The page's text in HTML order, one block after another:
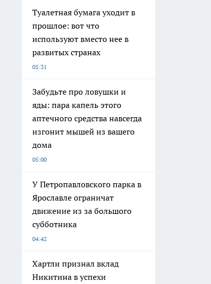
Туалетная бумага уходит в
прошлое: вот что
используют вместо нее в
развитых странах
05:31
Забудьте про ловушки и
яды: пара капель этого
аптечного средства навсегда
изгонит мышей из вашего
дома
05:00
У Петропавловского парка в
Ярославле ограничат
движение из за большого
субботника
04:42
Хартли признал вклад
Никитина в успехи